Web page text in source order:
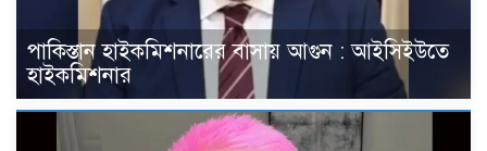
পাকিস্তান হাইকমিশনারের বাসায় আগুন : আইসিইউতে
হাইকমিশনার